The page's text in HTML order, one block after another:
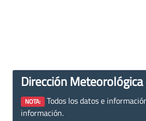
Dirección
NOTA: Todos los datos e
información.